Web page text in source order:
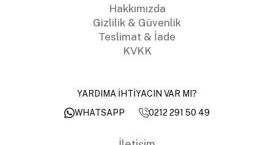
Hakkımızda
Gizlilik & Güvenlik
Teslimat & İade
KVKK
YARDIMA İHTİYACIN VAR MI?
WHATSAPP
0212 291 50 49